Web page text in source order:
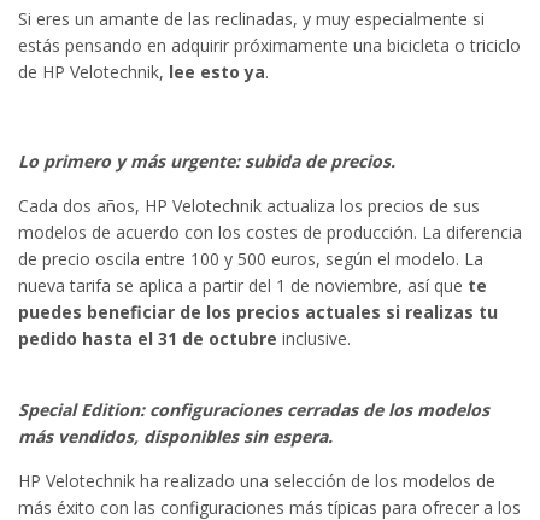
Si eres un amante de las reclinadas, y muy especialmente si
estás pensando en adquirir próximamente una bicicleta o triciclo
de HP Velotechnik, lee esto ya.
Lo primero y más urgente: subida de precios.
Cada dos años, HP Velotechnik actualiza los precios de sus
modelos de acuerdo con los costes de producción. La diferencia
de precio oscila entre 100 y 500 euros, según el modelo. La
nueva tarifa se aplica a partir del 1 de noviembre, así que te
puedes beneficiar de los precios actuales si realizas tu
pedido hasta el 31 de octubre inclusive.
Special Edition: configuraciones cerradas de los modelos
más vendidos, disponibles sin espera.
HP Velotechnik ha realizado una selección de los modelos de
más éxito con las configuraciones más típicas para ofrecer a los